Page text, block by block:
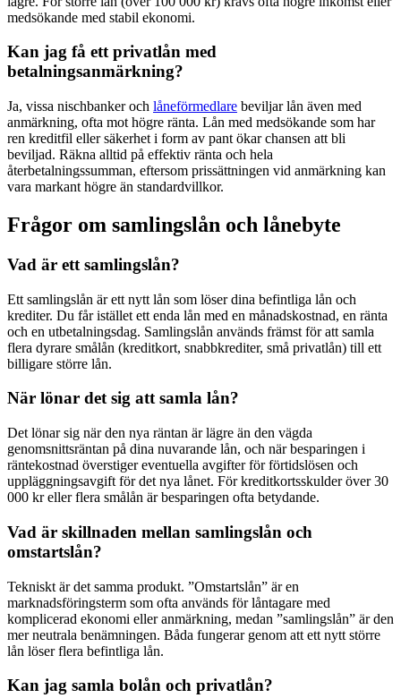
medsökande med stabil ekonomi.
Kan jag få ett privatlån med
betalningsanmärkning?
Ja, vissa nischbanker och låneförmedlare beviljar lån även med
anmärkning, ofta mot högre ränta. Lån med medsökande som har
ren kreditfil eller säkerhet i form av pant ökar chansen att bli
beviljad. Räkna alltid på effektiv ränta och hela
återbetalningssumman, eftersom prissättningen vid anmärkning kan
vara markant högre än standardvillkor.
Frågor om samlingslån och lånebyte
Vad är ett samlingslån?
Ett samlingslån är ett nytt lån som löser dina befintliga lån och
krediter. Du får istället ett enda lån med en månadskostnad, en ränta
och en utbetalningsdag. Samlingslån används främst för att samla
flera dyrare smålån (kreditkort, snabbkrediter, små privatlån) till ett
billigare större lån.
När lönar det sig att samla lån?
Det lönar sig när den nya räntan är lägre än den vägda
genomsnittsräntan på dina nuvarande lån, och när besparingen i
räntekostnad överstiger eventuella avgifter för förtidslösen och
uppläggningsavgift för det nya lånet. För kreditkortsskulder över 30
000 kr eller flera smålån är besparingen ofta betydande.
Vad är skillnaden mellan samlingslån och
omstartslån?
Tekniskt är det samma produkt. ”Omstartslån” är en
marknadsföringsterm som ofta används för låntagare med
komplicerad ekonomi eller anmärkning, medan ”samlingslån” är den
mer neutrala benämningen. Båda fungerar genom att ett nytt större
lån löser flera befintliga lån.
Kan jag samla bolån och privatlån?